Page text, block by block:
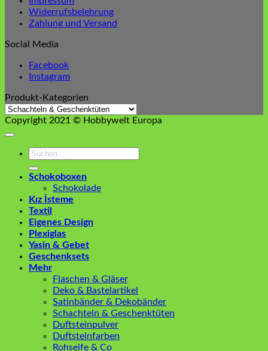
Widerrufsbelehrung
Zahlung und Versand
Social Media
Facebook
Instagram
Produkt-Kategorien
Copyright 2021 © Hobbywelt Europa
Suchen
Schokoboxen
Schokolade
Kız İsteme
Textil
Eigenes Design
Plexiglas
Yasin & Gebet
Geschenksets
Mehr
Flaschen & Gläser
Deko & Bastelartikel
Satinbänder & Dekobänder
Schachteln & Geschenktüten
Duftsteinpulver
Duftsteinfarben
Rohseife & Co